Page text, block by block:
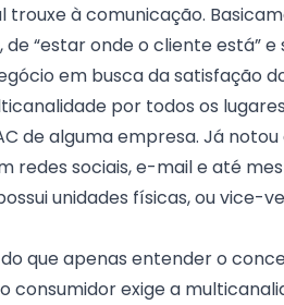
trouxe à comunicação.
“estar onde o cliente está”
em busca da satisfação
por todos os
de alguma empresa. Já
redes sociais, e-mail e até
unidades físicas, ou vice-
que apenas entender o
consumidor exige a